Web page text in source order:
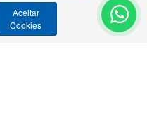
Parcerias Premiadas
Aceitar
Cookies